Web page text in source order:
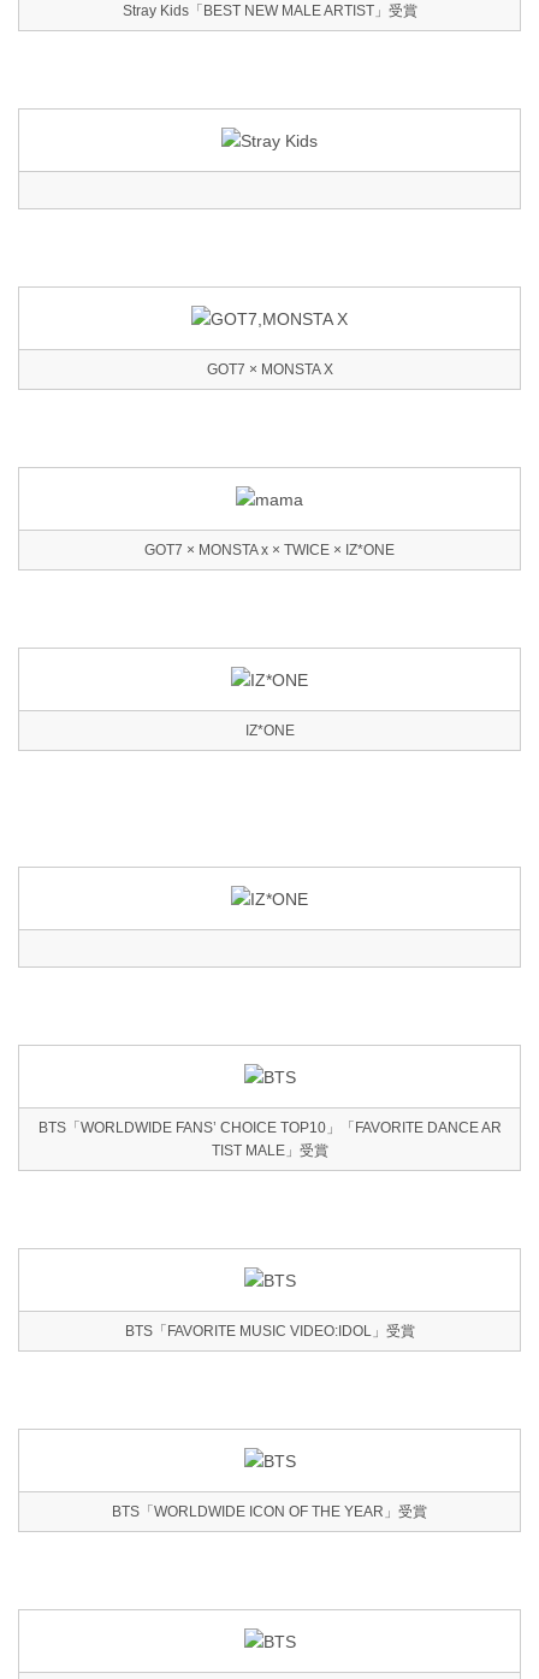
Stray Kids「BEST NEW MALE ARTIST」受賞
GOT7 × MONSTA X
GOT7 × MONSTA x × TWICE × IZ*ONE
IZ*ONE
BTS「WORLDWIDE FANS’ CHOICE TOP10」「FAVORITE DANCE AR
TIST MALE」受賞
BTS「FAVORITE MUSIC VIDEO:IDOL」受賞
BTS「WORLDWIDE ICON OF THE YEAR」受賞